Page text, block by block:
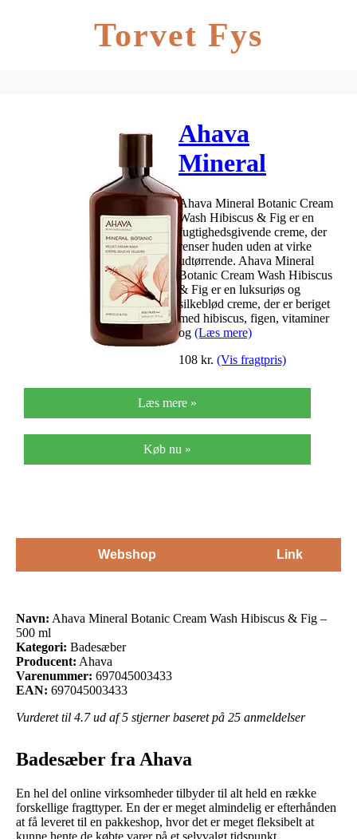
Torvet Fys
Ahava
Mineral
Botanic
Cream Wash
Hibiscus &
Fig – 500 ml
Ahava Mineral Botanic Cream
Wash Hibiscus & Fig er en
fugtighedsgivende creme, der
renser huden uden at virke
udtørrende. Ahava Mineral
Botanic Cream Wash Hibiscus
& Fig er en luksuriøs og
silkeblød creme, der er beriget
med hibiscus, figen, vitaminer
og (Læs mere)
108 kr. (Vis fragtpris)
Læs mere »
Køb nu »
Webshop Link
Navn: Ahava Mineral Botanic Cream Wash Hibiscus & Fig –
500 ml
Kategori: Badesæber
Producent: Ahava
Varenummer: 697045003433
EAN: 697045003433
Vurderet til 4.7ud af 5 stjerner baseret på 25 anmeldelser
Badesæber fra Ahava
En hel del online virksomheder tilbyder til alt held en række
forskellige fragttyper. En der er meget almindelig er efterhånden
at få leveret til en pakkeshop, hvor det er meget fleksibelt at
kunne hente de købte varer på et selvvalgt tidspunkt.